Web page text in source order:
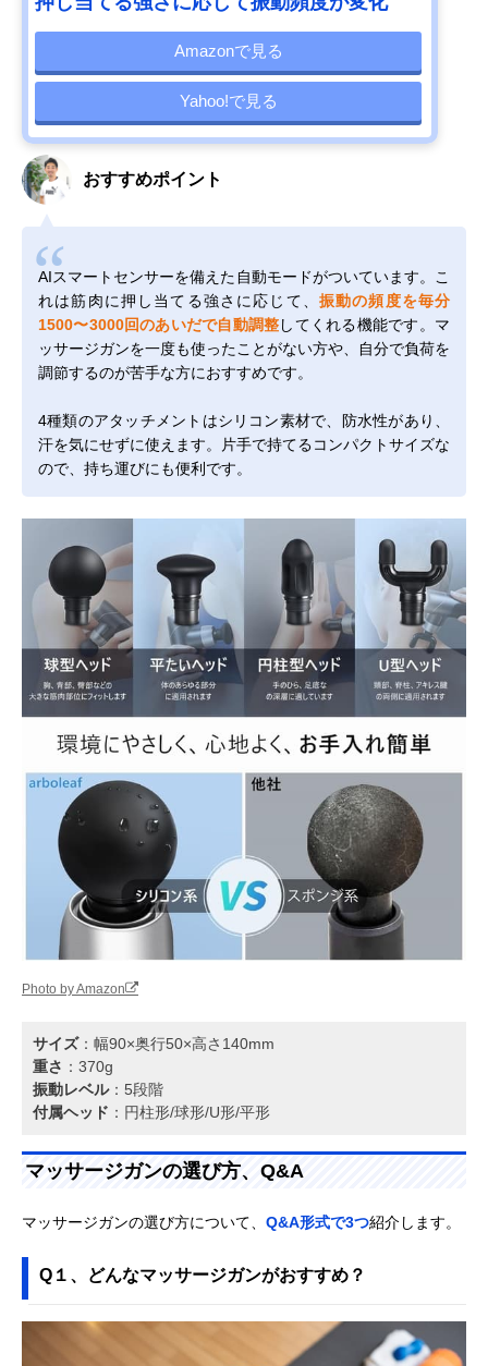
Amazonで見る
Yahoo!で見る
おすすめポイント
AIスマートセンサーを備えた自動モードがついています。こ
れは筋肉に押し当てる強さに応じて、 振動の頻度を毎分
1500〜3000回のあいだで自動調整してくれる機能です。マ
ッサージガンを一度も使ったことがない方や、自分で負荷を
調節するのが苦手な方におすすめです。
4種類のアタッチメントはシリコン素材で、防水性があり、
汗を気にせずに使えます。片手で持てるコンパクトサイズな
ので、持ち運びにも便利です。
Photo by Amazon
サイズ：幅90×奥行50×高さ140mm
重さ ：370g
振動レベル：5段階
付属ヘッド ：円柱形/球形/U形/平形
マッサージガンの選び方、Q&A
マッサージガンの選び方について、 Q&A形式で3つ紹介します。
Q１、どんなマッサージガンがおすすめ？